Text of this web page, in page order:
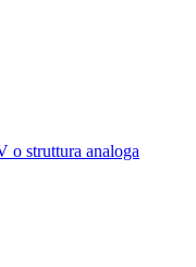
o struttura analoga